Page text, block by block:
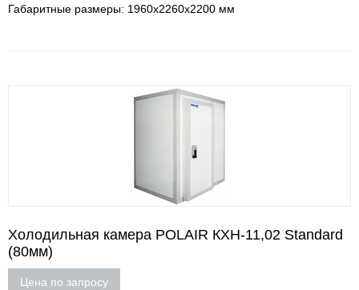
Габаритные размеры: 1960х2260х2200 мм
Холодильная камера POLAIR КХН-11,02 Standard
(80мм)
Цена по запросу